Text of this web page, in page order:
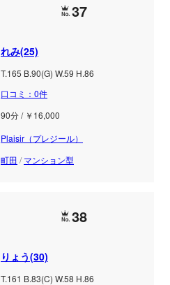
37
れみ(25)
T.165 B.90(G) W.59 H.86
口コミ：0件
90分 / ￥16,000
Plaisir（プレジール）
町田 /マンション型
38
りょう(30)
T.161 B.83(C) W.58 H.86